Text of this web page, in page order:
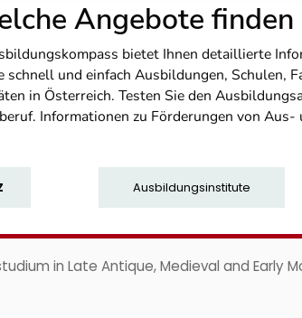
Angebote
bietet Ihnen detaillierte
schnell und einfach Ausbildungen, Schulen,
in Österreich. Testen Sie den
Informationen zu Förderungen von
Ausbildungsinstitute
in Late Antique, Medieval and Early